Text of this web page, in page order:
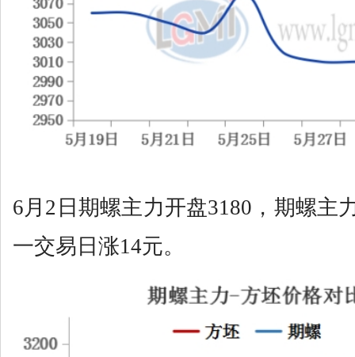
6月2日期螺主力开盘3180，期螺主
一交易日涨14元。